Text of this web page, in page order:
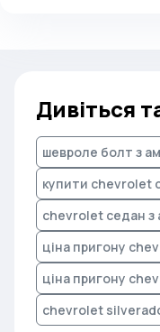
Дивіться
шевроле болт з
купити chevrolet
chevrolet седан з
ціна пригону
ціна пригону
chevrolet